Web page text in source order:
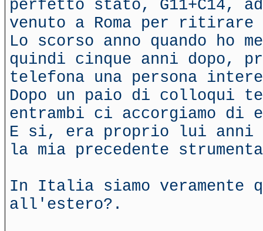
perfetto stato, G11+C14,
venuto a Roma per
Lo scorso anno quando ho
quindi cinque anni dopo,
telefona una persona
Dopo un paio di colloqui
entrambi ci accorgiamo
E si, era proprio lui anni
la mia precedente
In Italia siamo veramente
all'estero?.